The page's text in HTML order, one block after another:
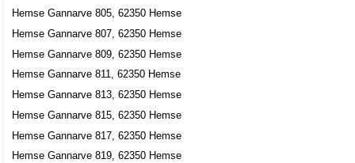
Hemse Gannarve 805, 62350 Hemse
Hemse Gannarve 807, 62350 Hemse
Hemse Gannarve 809, 62350 Hemse
Hemse Gannarve 811, 62350 Hemse
Hemse Gannarve 813, 62350 Hemse
Hemse Gannarve 815, 62350 Hemse
Hemse Gannarve 817, 62350 Hemse
Hemse Gannarve 819, 62350 Hemse